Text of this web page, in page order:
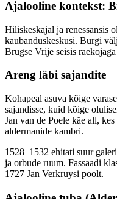
Ajalooline kontekst:
Hiliskeskajal ja renessansis
kaubanduskeskusi. Burgi
Brugse Vrije seisis
Areng läbi sajandite
Kohapeal asuva kõige
sajandisse, kuid kõige
Jan van de Poele käe all,
aldermanide kambri.
1528–1532 ehitati suur
ja orbude ruum. Fassaadi
1727 Jan Verkruysi poolt.